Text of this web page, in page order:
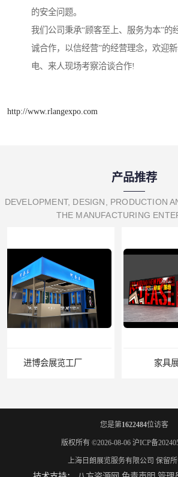
的安全问题。
我们公司秉承“顾客至上、服务为本”的
诚合作，以信经营”的经营理念，欢迎
电、来人现场考察洽谈合作!
http://www.rlangexpo.com
产品推荐
DEVELOPMENT, DESIGN, PRODUCTION
THE MANUFACTURING
家具展搭建工厂 厨
您是第1622484位访客
版权所有 ©2026-08-06 沪ICP备
上海日朗展览服务有限公司 保留